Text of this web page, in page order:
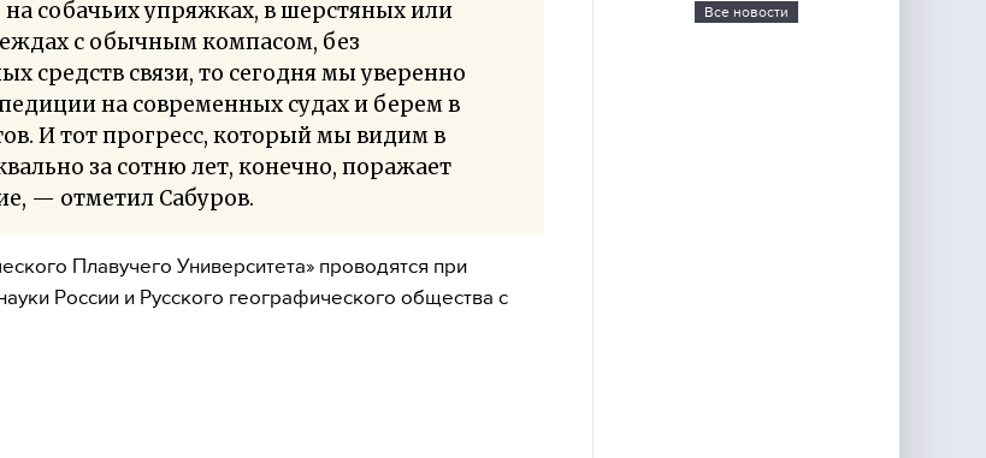
собачьих упряжках, в шерстяных или
с обычным компасом, без
средств связи, то сегодня мы уверенно
на современных судах и берем в
И тот прогресс, который мы видим в
за сотню лет, конечно, поражает
— отметил Сабуров.
Плавучего Университета» проводятся при
России и Русского географического общества с
Все новости